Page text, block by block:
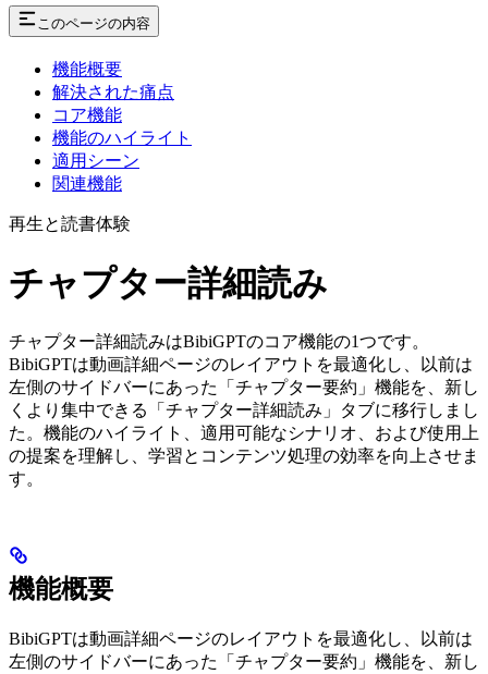
このページの内容
機能概要
解決された痛点
コア機能
機能のハイライト
適用シーン
関連機能
再生と読書体験
チャプター詳細読み
チャプター詳細読みはBibiGPTのコア機能の1つです。
BibiGPTは動画詳細ページのレイアウトを最適化し、以前は
左側のサイドバーにあった「チャプター要約」機能を、新し
くより集中できる「チャプター詳細読み」タブに移行しまし
た。機能のハイライト、適用可能なシナリオ、および使用上
の提案を理解し、学習とコンテンツ処理の効率を向上させま
す。
機能概要
BibiGPTは動画詳細ページのレイアウトを最適化し、以前は
左側のサイドバーにあった「チャプター要約」機能を、新し